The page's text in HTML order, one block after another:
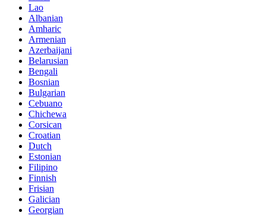
Lao
Albanian
Amharic
Armenian
Azerbaijani
Belarusian
Bengali
Bosnian
Bulgarian
Cebuano
Chichewa
Corsican
Croatian
Dutch
Estonian
Filipino
Finnish
Frisian
Galician
Georgian